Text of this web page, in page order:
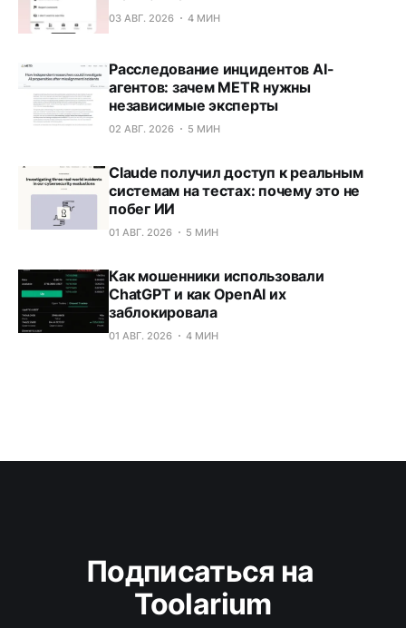
03 АВГ. 2026 4 МИН
Расследование инцидентов AI-
агентов: зачем METR нужны
независимые эксперты
02 АВГ. 2026 5 МИН
Claude получил доступ к реальным
системам на тестах: почему это не
побег ИИ
01 АВГ. 2026 5 МИН
Как мошенники использовали
ChatGPT и как OpenAI их
заблокировала
01 АВГ. 2026 4 МИН
Подписаться на
Toolarium